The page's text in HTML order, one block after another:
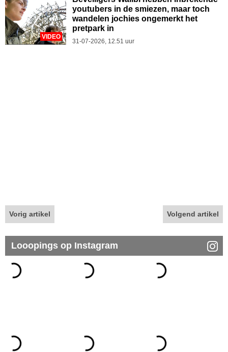
VIDEO
youtubers in de smiezen, maar toch
wandelen jochies ongemerkt het
pretpark in
31-07-2026, 12.51 uur
Vorig artikel Volgend artikel
Looopings op Instagram